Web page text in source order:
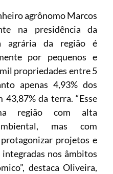
agrônomo Marcos
na presidência da
agrária da região é
por pequenos e
propriedades entre 5
apenas 4,93% dos
da terra. “Esse
região com alta
mas com
projetos e
nos âmbitos
destaca Oliveira,